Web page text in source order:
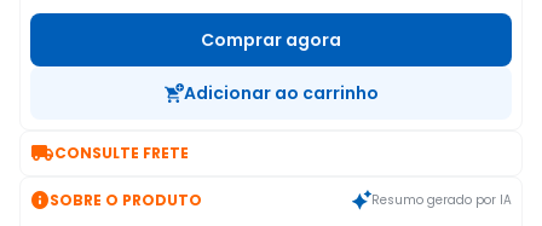
Comprar agora
Adicionar ao carrinho
CONSULTE FRETE
SOBRE O PRODUTO Resumo gerado por IA